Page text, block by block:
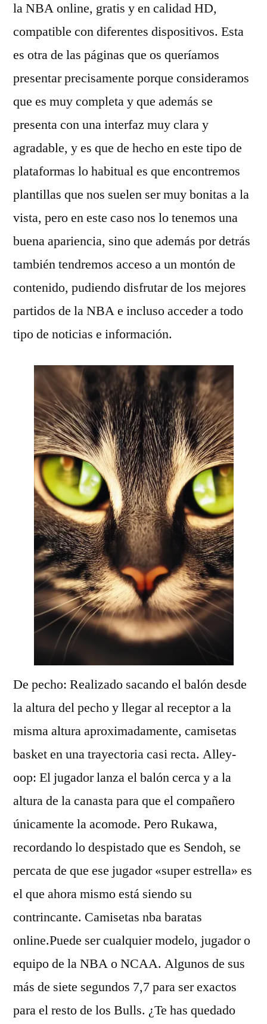
la NBA online, gratis y en calidad HD,
compatible con diferentes dispositivos. Esta
es otra de las páginas que os queríamos
presentar precisamente porque consideramos
que es muy completa y que además se
presenta con una interfaz muy clara y
agradable, y es que de hecho en este tipo de
plataformas lo habitual es que encontremos
plantillas que nos suelen ser muy bonitas a la
vista, pero en este caso nos lo tenemos una
buena apariencia, sino que además por detrás
también tendremos acceso a un montón de
contenido, pudiendo disfrutar de los mejores
partidos de la NBA e incluso acceder a todo
tipo de noticias e información.
De pecho: Realizado sacando el balón desde
la altura del pecho y llegar al receptor a la
misma altura aproximadamente, camisetas
basket en una trayectoria casi recta. Alley-
oop: El jugador lanza el balón cerca y a la
altura de la canasta para que el compañero
únicamente la acomode. Pero Rukawa,
recordando lo despistado que es Sendoh, se
percata de que ese jugador «super estrella» es
el que ahora mismo está siendo su
contrincante. Camisetas nba baratas
online.Puede ser cualquier modelo, jugador o
equipo de la NBA o NCAA. Algunos de sus
más de siete segundos 7,7 para ser exactos
para el resto de los Bulls. ¿Te has quedado